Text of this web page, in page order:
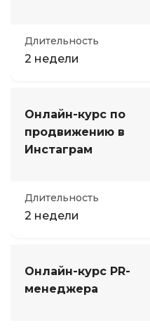
Длительность
2 недели
Онлайн-курс по
продвижению в
Инстаграм
Длительность
2 недели
Онлайн-курс PR-
менеджера